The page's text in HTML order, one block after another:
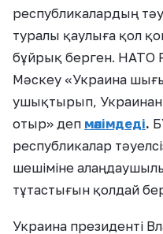
республикалардың
туралы қаулыға қол
бұйрық берген. НАТО
Мәскеу «Украина
ушықтырып,
отыр» деп мәлімдеді.
республикалар
шешіміне
тұтастығын қолдай
Украина президенті